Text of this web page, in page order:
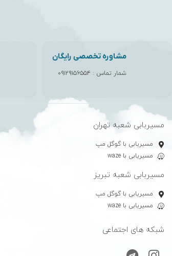
مشاوره تخصصی رایگان
شمار تماس : ۰۹۱۲۹۱۵۶۵۵۴
مسیربابی شعبه تهران
مسیریابی با گوگل مپ
مسیریابی با waze
مسیربابی شعبه تبریز
مسیریابی با گوگل مپ
مسیریابی با waze
شبکه های اجتماعی